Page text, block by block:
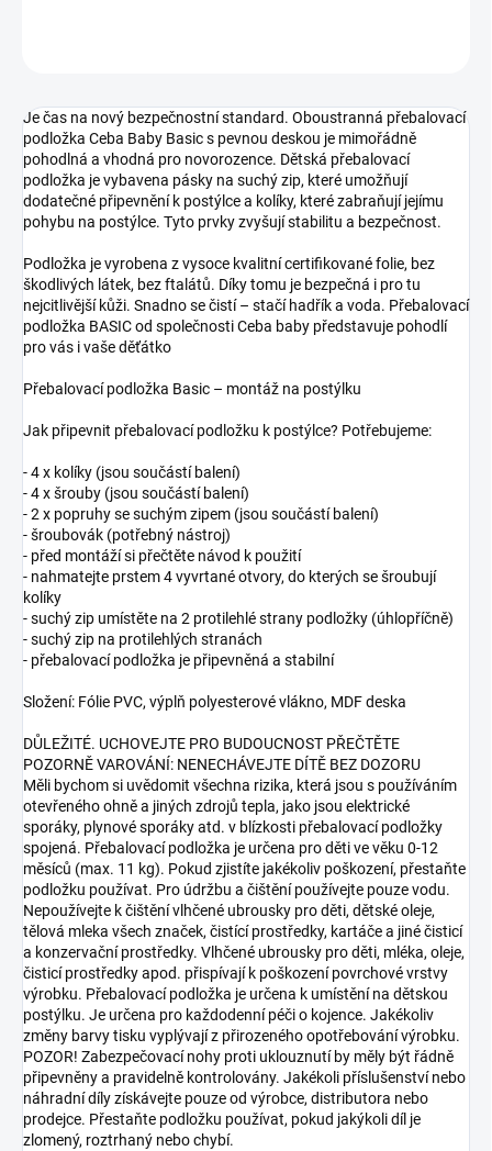
Je čas na nový bezpečnostní standard. Oboustranná přebalovací
podložka Ceba Baby Basic s pevnou deskou je mimořádně
pohodlná a vhodná pro novorozence. Dětská přebalovací
podložka je vybavena pásky na suchý zip, které umožňují
dodatečné připevnění k postýlce a kolíky, které zabraňují jejímu
pohybu na postýlce. Tyto prvky zvyšují stabilitu a bezpečnost.
Podložka je vyrobena z vysoce kvalitní certifikované folie, bez
škodlivých látek, bez ftalátů. Díky tomu je bezpečná i pro tu
nejcitlivější kůži. Snadno se čistí – stačí hadřík a voda. Přebalovací
podložka BASIC od společnosti Ceba baby představuje pohodlí
pro vás i vaše děťátko
Přebalovací podložka Basic – montáž na postýlku
Jak připevnit přebalovací podložku k postýlce? Potřebujeme:
- 4 x kolíky (jsou součástí balení)
- 4 x šrouby (jsou součástí balení)
- 2 x popruhy se suchým zipem (jsou součástí balení)
- šroubovák (potřebný nástroj)
- před montáží si přečtěte návod k použití
- nahmatejte prstem 4 vyvrtané otvory, do kterých se šroubují
kolíky
- suchý zip umístěte na 2 protilehlé strany podložky (úhlopříčně)
- suchý zip na protilehlých stranách
- přebalovací podložka je připevněná a stabilní
Složení: Fólie PVC, výplň polyesterové vlákno, MDF deska
DŮLEŽITÉ. UCHOVEJTE PRO BUDOUCNOST PŘEČTĚTE
POZORNĚ VAROVÁNÍ: NENECHÁVEJTE DÍTĚ BEZ DOZORU
Měli bychom si uvědomit všechna rizika, která jsou s používáním
otevřeného ohně a jiných zdrojů tepla, jako jsou elektrické
sporáky, plynové sporáky atd. v blízkosti přebalovací podložky
spojená. Přebalovací podložka je určena pro děti ve věku 0-12
měsíců (max. 11 kg). Pokud zjistíte jakékoliv poškození, přestaňte
podložku používat. Pro údržbu a čištění používejte pouze vodu.
Nepoužívejte k čištění vlhčené ubrousky pro děti, dětské oleje,
tělová mleka všech značek, čistící prostředky, kartáče a jiné čisticí
a konzervační prostředky. Vlhčené ubrousky pro děti, mléka, oleje,
čisticí prostředky apod. přispívají k poškození povrchové vrstvy
výrobku. Přebalovací podložka je určena k umístění na dětskou
postýlku. Je určena pro každodenní péči o kojence. Jakékoliv
změny barvy tisku vyplývají z přirozeného opotřebování výrobku.
POZOR! Zabezpečovací nohy proti uklouznutí by měly být řádně
připevněny a pravidelně kontrolovány. Jakékoli příslušenství nebo
náhradní díly získávejte pouze od výrobce, distributora nebo
prodejce. Přestaňte podložku používat, pokud jakýkoli díl je
zlomený, roztrhaný nebo chybí.